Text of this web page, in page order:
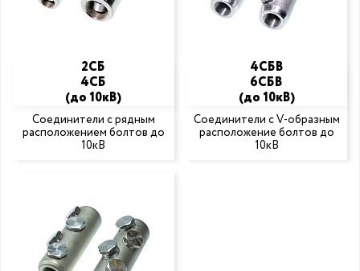
2СБ
4СБ
(до 10кВ)
Соединители с рядным
расположением болтов до
10кВ
4СБВ
6СБВ
(до 10кВ)
Соединители с V-образным
расположение болтов до
10кВ